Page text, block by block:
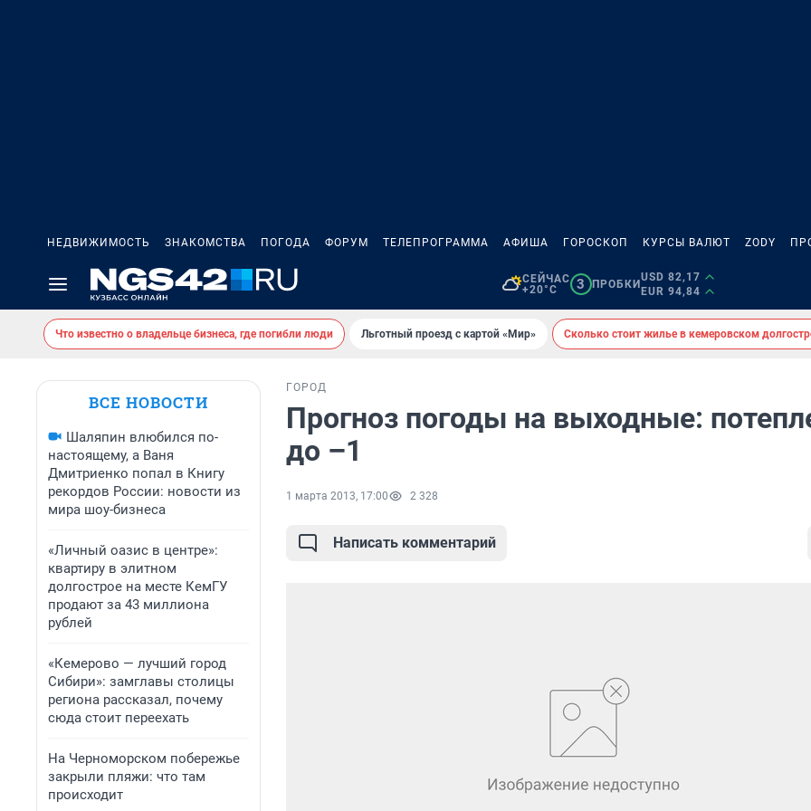
НЕДВИЖИМОСТЬ ЗНАКОМСТВА ПОГОДА ФОРУМ ТЕЛЕПРОГРАММА АФИША ГОРОСКОП КУРСЫ ВАЛЮТ ZODY
СЕЙЧАС
+20°C
3 ПРОБКИ
USD 82,17
EUR 94,84
Что известно о владельце бизнеса, где погибли люди Льготный проезд с картой «Мир» Сколько стоит жилье в кемеровском
ВСЕ НОВОСТИ
Шаляпин влюбился по-
настоящему, а Ваня
Дмитриенко попал в Книгу
рекордов России: новости из
мира шоу-бизнеса
«Личный оазис в центре»:
квартиру в элитном
долгострое на месте КемГУ
продают за 43 миллиона
рублей
«Кемерово — лучший город
Сибири»: замглавы столицы
региона рассказал, почему
сюда стоит переехать
На Черноморском побережье
закрыли пляжи: что там
происходит
ГОРОД
Прогноз погоды на выходные:
до –1
1 марта 2013, 17:00 2 328
Написать комментарий